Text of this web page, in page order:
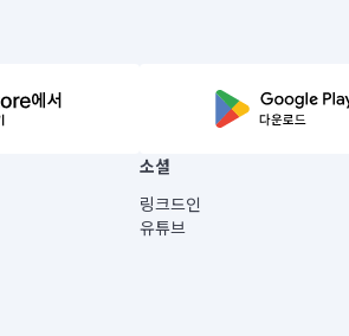
소셜
링크드인
유튜브